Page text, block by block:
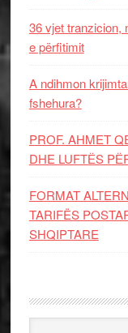
36 vjet tranzicion,
e përfitimit
A ndihmon
fshehura?
PROF. AHMET
DHE LUFTЁS
FORMAT
TARIFËS
SHQIPTARE